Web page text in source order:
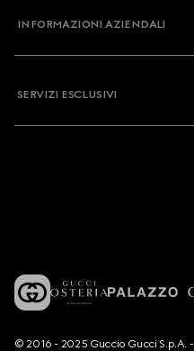
INFORMAZIONI AZIENDALI
SERVIZI ESCLUSIVI
© 2016 - 2025 Guccio Gucci S.p.A.